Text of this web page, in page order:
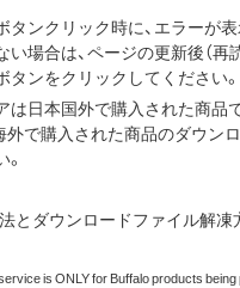
サービスに提供される、全ての
ィ・ファームウェア・ドライバ
ェアといいます）の使用を許諾
様に非専属的に許諾します。
タンクリック時に、エラーが
場合は、ページの更新後（再
タンをクリックしてください。
は日本国外で購入された商品
外で購入された商品のダウン
とダウンロードファイル解凍
is ONLY for Buffalo products